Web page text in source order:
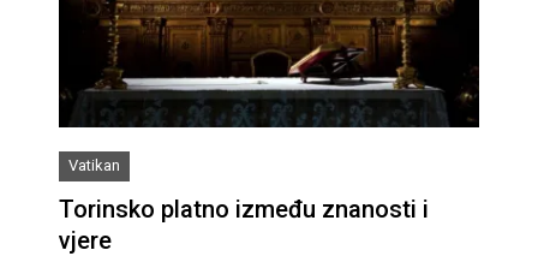
Vatikan
Torinsko platno između znanosti i
vjere